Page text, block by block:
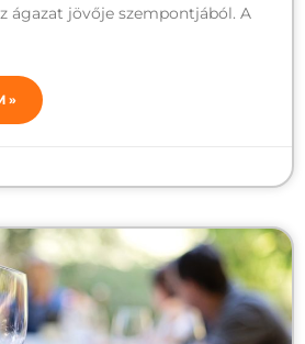
ágazat jövője szempontjából. A
»